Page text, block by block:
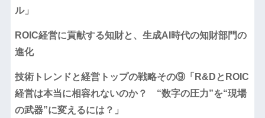
ル」
ROIC経営に貢献する知財と、生成AI時代の知財部門の
進化
技術トレンドと経営トップの戦略その⑨「R&DとROIC
経営は本当に相容れないのか？ “数字の圧力”を“現場
の武器”に変えるには？」